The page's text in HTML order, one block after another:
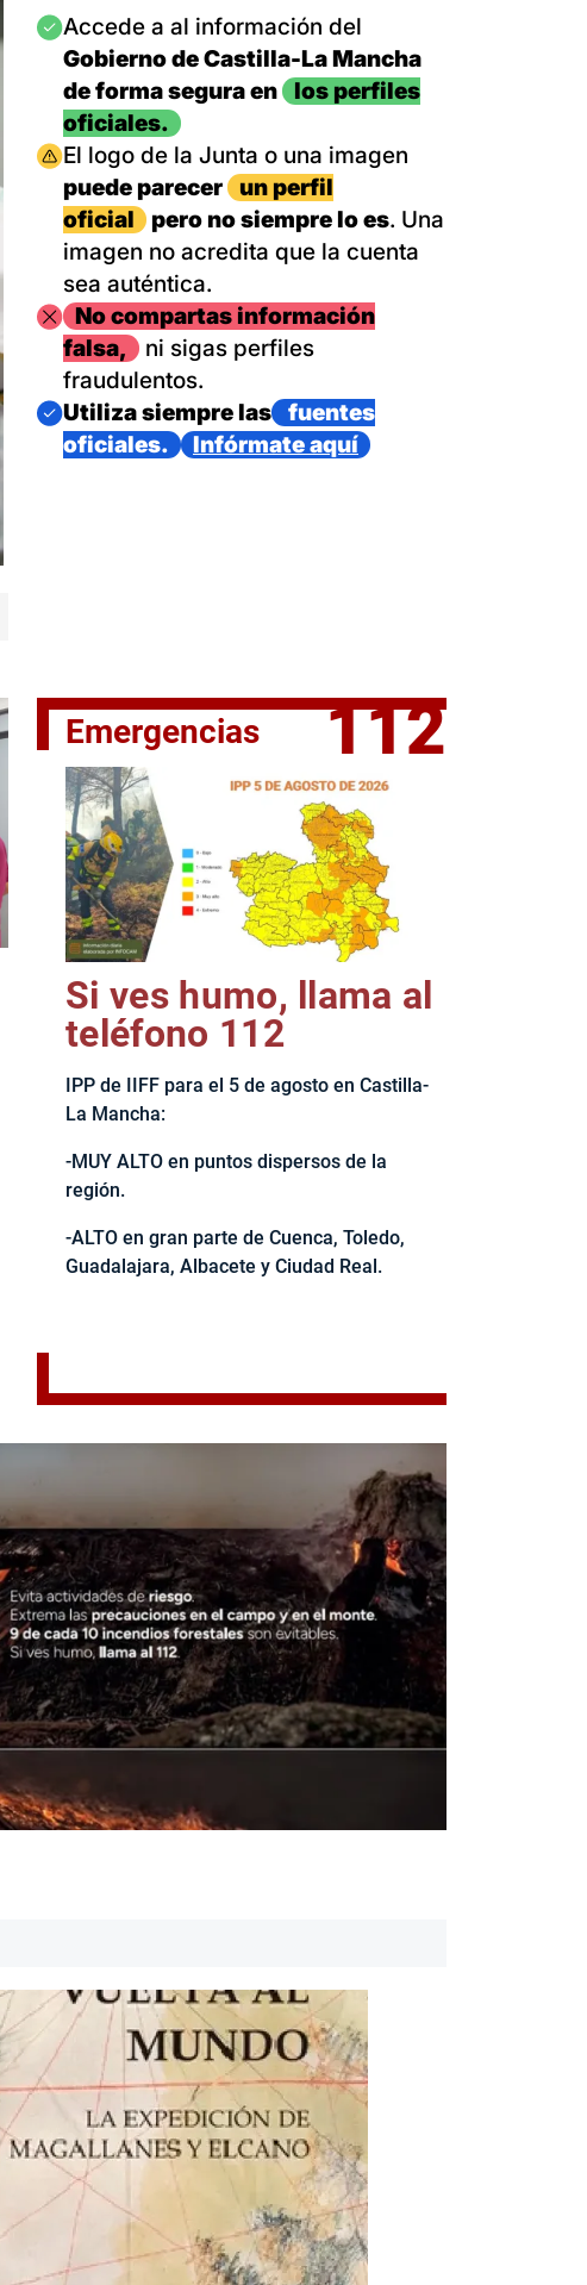
El jefe del Ejecutivo castellanomanchego, Emiliano García-
Imagen
Accede a al información del
Gobierno de Castilla-La Mancha
de forma segura en
los perfiles
oficiales.
Imagen
El logo de la Junta o una imagen
puede parecer
un perfil
oficial
pero no siempre lo es. Una
imagen no acredita que la cuenta
sea auténtica.
ImagenNo compartas información
falsa,
ni sigas perfiles
fraudulentos.
Imagen
Utiliza siempre las
fuentes
oficiales.
Infórmate aquí
Emergencias 112
Si ves humo, llama al
teléfono 112
IPP de IIFF para el 5 de agosto en Castilla-
La Mancha:
-MUY ALTO en puntos dispersos de la
región.
-ALTO en gran parte de Cuenca, Toledo,
Guadalajara, Albacete y Ciudad Real.